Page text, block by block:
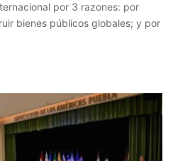
por 3 razones: por
bienes públicos globales; y por